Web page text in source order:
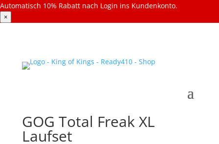
Automatisch 10% Rabatt nach Login ins Kundenkonto.
×
GOG Total Freak XL
Laufset